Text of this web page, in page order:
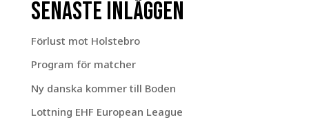
Senaste inläggen
Förlust mot Holstebro
Program för matcher
Ny danska kommer till Boden
Lottning EHF European League